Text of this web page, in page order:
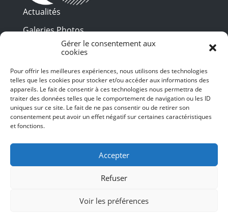
Gérer le consentement aux
cookies
Pour offrir les meilleures expériences, nous utilisons des technologies
telles que les cookies pour stocker et/ou accéder aux informations des
appareils. Le fait de consentir à ces technologies nous permettra de
traiter des données telles que le comportement de navigation ou les ID
uniques sur ce site. Le fait de ne pas consentir ou de retirer son
consentement peut avoir un effet négatif sur certaines caractéristiques
et fonctions.
Accepter
Refuser
Voir les préférences
Actualités
Galeries Photos
Vidéothèque
Presse
Billetterie
Recrutement
Mentions légales
Politique de confidentialité
SUIVEZ-NOUS
© 2024 Toulouse les Orgues – Tous droits